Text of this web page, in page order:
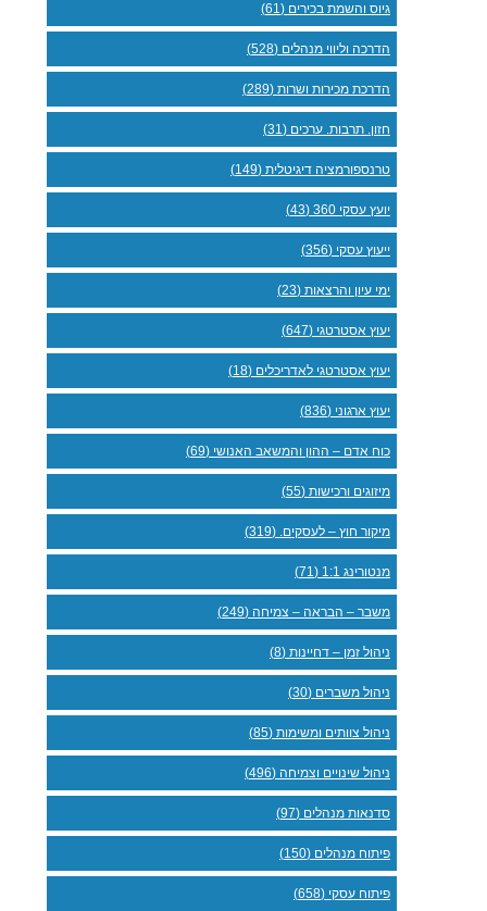
גיוס והשמת בכירים (61)
הדרכה וליווי מנהלים (528)
הדרכת מכירות ושרות (289)
חזון. תרבות. ערכים (31)
טרנספורמציה דיגיטלית (149)
יועץ עסקי 360 (43)
ייעוץ עסקי (356)
ימי עיון והרצאות (23)
יעוץ אסטרטגי (647)
יעוץ אסטרטגי לאדריכלים (18)
יעוץ ארגוני (836)
כוח אדם – ההון והמשאב האנושי (69)
מיזוגים ורכישות (55)
מיקור חוץ – לעסקים. (319)
מנטורינג 1:1 (71)
משבר – הבראה – צמיחה (249)
ניהול זמן – דחיינות (8)
ניהול משברים (30)
ניהול צוותים ומשימות (85)
ניהול שינויים וצמיחה (496)
סדנאות מנהלים (97)
פיתוח מנהלים (150)
פיתוח עסקי (658)